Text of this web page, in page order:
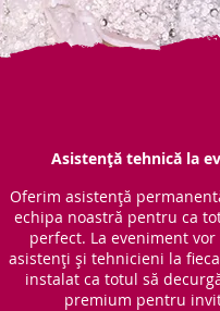
Asistență tehnică la
Oferim asistență per
echipa noastră pentru ca
perfect. La eveniment
asistenți și tehnicieni la
instalat ca totul să
premium pentru